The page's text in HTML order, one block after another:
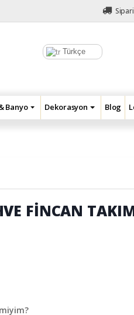
Türkçe
Banyo Dekorasyon Blog
FİNCAN